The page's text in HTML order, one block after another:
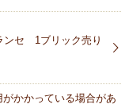
セ 1ブリック売り
かかっている場合があ